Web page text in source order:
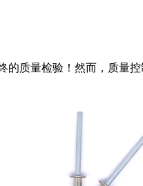
质量检验！然而，质量